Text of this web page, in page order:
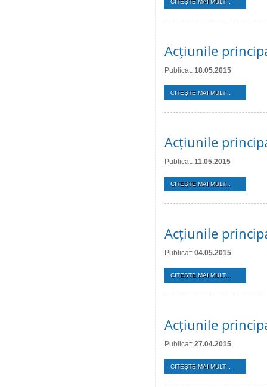
CITEŞTE MAI MULT...
Acțiunile
Publicat: 18.05.2015
CITEŞTE MAI MULT...
Acțiunile
Publicat: 11.05.2015
CITEŞTE MAI MULT...
Acțiunile
Publicat: 04.05.2015
CITEŞTE MAI MULT...
Acțiunile
Publicat: 27.04.2015
CITEŞTE MAI MULT...